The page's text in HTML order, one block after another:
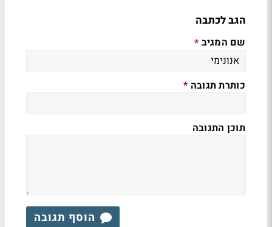
הגב לכתבה
שם המגיב *
כותרת תגובה *
תוכן התגובה
הוסף תגובה